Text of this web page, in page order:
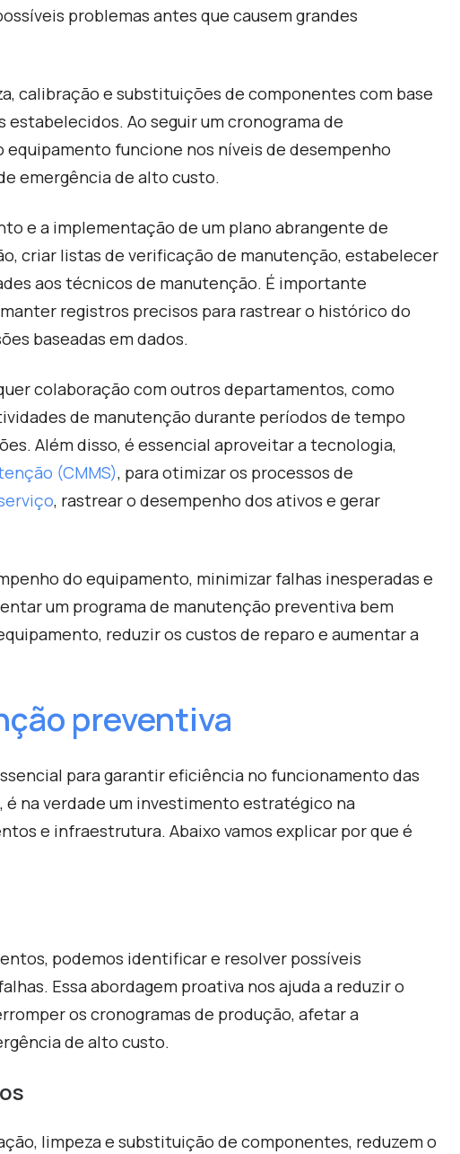
problemas antes que causem grandes
calibração e substituições de componentes com base
Ao seguir um cronograma de
funcione nos níveis de desempenho
emergência de alto custo.
e a implementação de um plano abrangente de
criar listas de verificação de manutenção, estabelecer
aos técnicos de manutenção. É importante
registros precisos para rastrear o histórico do
baseadas em dados.
colaboração com outros departamentos, como
de manutenção durante períodos de tempo
Além disso, é essencial aproveitar a tecnologia,
(CMMS), para otimizar os processos de
, rastrear o desempenho dos ativos e gerar
do equipamento, minimizar falhas inesperadas e
um programa de manutenção preventiva bem
reduzir os custos de reparo e aumentar a
preventiva
para garantir eficiência no funcionamento das
é na verdade um investimento estratégico na
e infraestrutura. Abaixo vamos explicar por que é
podemos identificar e resolver possíveis
Essa abordagem proativa nos ajuda a reduzir o
os cronogramas de produção, afetar a
de alto custo.
limpeza e substituição de componentes, reduzem o